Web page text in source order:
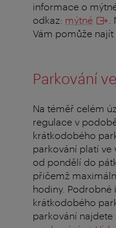
informace o
odkaz: mýtné
Vám pomůže najít
Parkování
Na téměř celém
regulace v
krátkodobého
parkování platí ve
od pondělí do
přičemž
hodiny.
krátkodobého
parkování najdete